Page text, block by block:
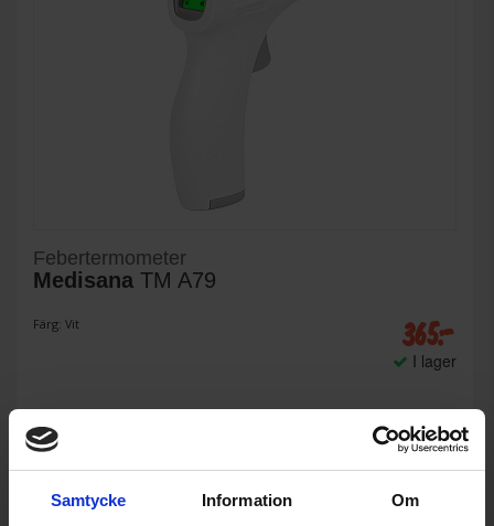
Samtycke Information Om
Febertermometer
Medisana TM A79
Färg: Vit 365:-
I lager
KÖP